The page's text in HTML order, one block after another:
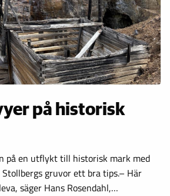
på historisk
på en utflykt till historisk mark med
Stollbergs gruvor ett bra tips.– Här
säger Hans Rosendahl,…